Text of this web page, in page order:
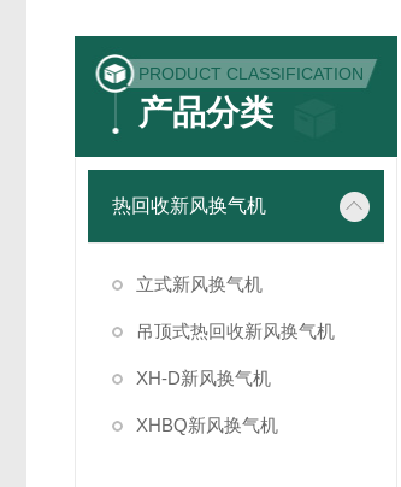
PRODUCT CLASSIFICATION
产品分类
热回收新风换气机
立式新风换气机
吊顶式热回收新风换气机
XH-D新风换气机
XHBQ新风换气机